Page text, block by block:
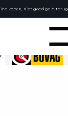
kopen, niet goed geld terug
lease - Soepele acceptatie